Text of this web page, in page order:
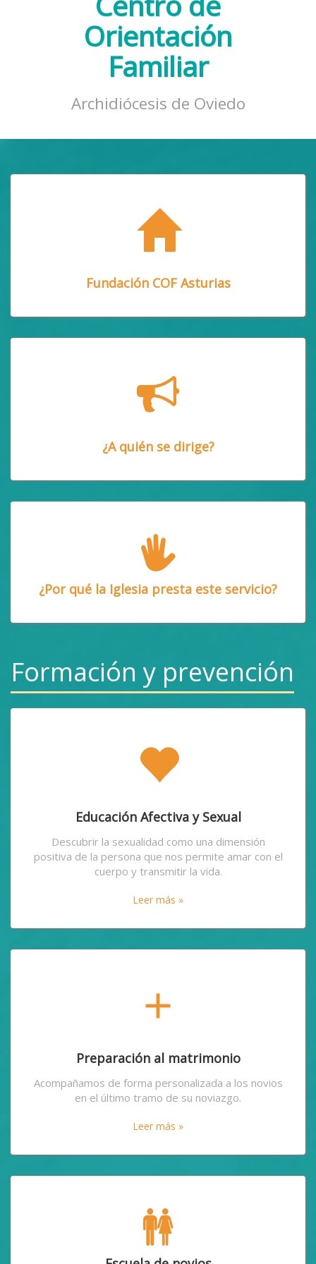
Orientación
Familiar
Archidiócesis de Oviedo
Fundación COF Asturias
¿A quién se dirige?
¿Por qué la Iglesia presta este servicio?
Formación y prevención
Educación Afectiva y Sexual
Descubrir la sexualidad como una dimensión
positiva de la persona que nos permite amar con el
cuerpo y transmitir la vida.
Leer más »
add
Preparación al matrimonio
Acompañamos de forma personalizada a los novios
en el último tramo de su noviazgo.
Leer más »